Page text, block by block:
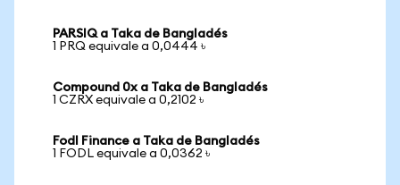
PARSIQ a Taka de Bangladés
1 PRQ equivale a 0,0444 ৳
Compound 0x a Taka de Bangladés
1 CZRX equivale a 0,2102 ৳
Fodl Finance a Taka de Bangladés
1 FODL equivale a 0,0362 ৳